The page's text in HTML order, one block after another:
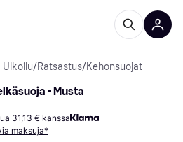
Ulkoilu/Ratsastus/Kehonsuojat
- Musta
31,13 € kanssa
maksuja*